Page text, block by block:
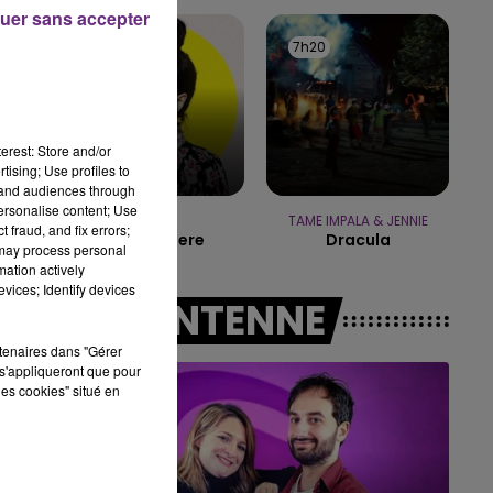
14h00 - 15h00
LA RADIO POP
HOSHI
Ta Mariniere
7h20
7h20
TAME IMPALA & JENNIE
Dracula
A L'ANTENNE
Store and/or
Use profiles to
audiences through
content; Use
fraud, and fix errors;
process personal
actively
Identify devices
dans "Gérer
que pour
cookies" situé en
sans accepter